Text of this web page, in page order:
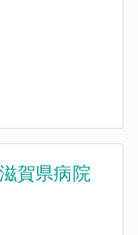
賀県病院